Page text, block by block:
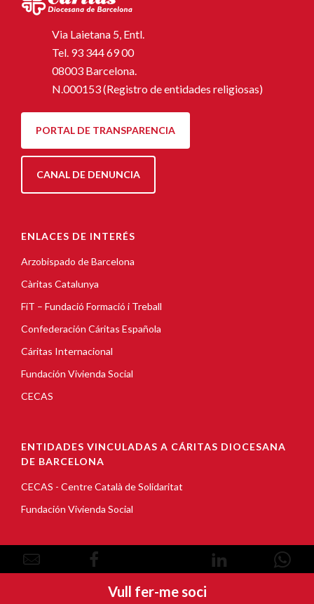
Via Laietana 5, Entl.
Tel. 93 344 69 00
08003 Barcelona.
N.000153 (Registro de entidades religiosas)
PORTAL DE TRANSPARENCIA
CANAL DE DENUNCIA
ENLACES DE INTERÉS
Arzobispado de Barcelona
Càritas Catalunya
FiT – Fundació Formació i Treball
Confederación Cáritas Española
Cáritas Internacional
Fundación Vivienda Social
CECAS
ENTIDADES VINCULADAS A CÁRITAS DIOCESANA
DE BARCELONA
CECAS - Centre Català de Solidaritat
Fundación Vivienda Social
© Copyright 2026, Càritas Barcelona |Aviso Legal|
Política de Cookies|Política de privacidad
Vull fer-me soci